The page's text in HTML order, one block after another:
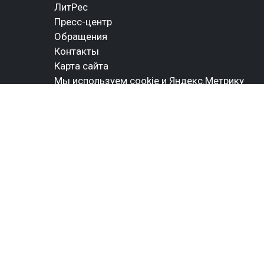
ЛитРес
Пресс-центр
Обращения
Контакты
Карта сайта
Мы используем cookie и Яндекс.Метрику